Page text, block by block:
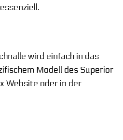
wird einfach in das
Modell des Superior
Website oder in der